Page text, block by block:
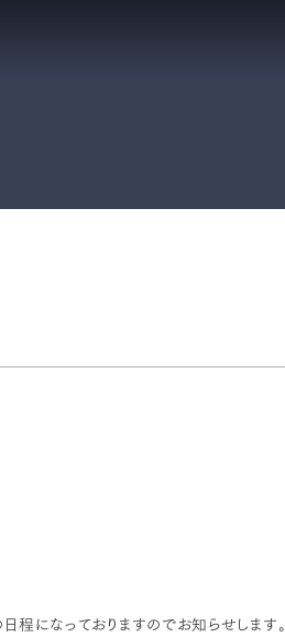
になっておりますのでお知らせします。